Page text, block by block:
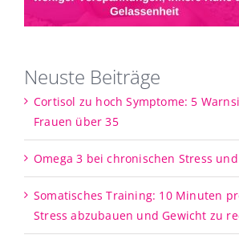
Neuste Beiträge
Cortisol zu hoch Symptome: 5
Frauen über 35
Omega 3 bei chronischen Stress
Somatisches Training: 10 Minuten
Stress abzubauen und Gewicht zu